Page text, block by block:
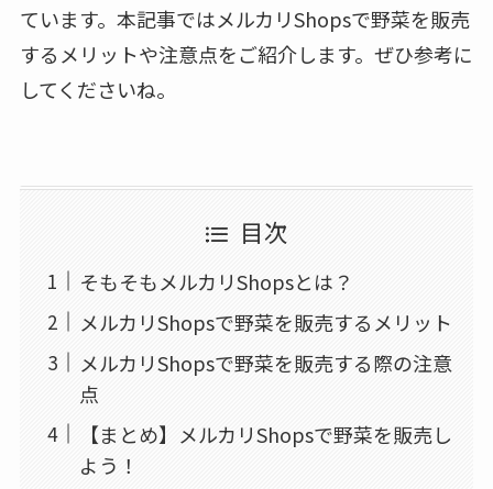
ています。本記事ではメルカリShopsで野菜を販売
するメリットや注意点をご紹介します。ぜひ参考に
してくださいね。
目次
そもそもメルカリShopsとは？
メルカリShopsで野菜を販売するメリット
メルカリShopsで野菜を販売する際の注意
点
【まとめ】メルカリShopsで野菜を販売し
よう！